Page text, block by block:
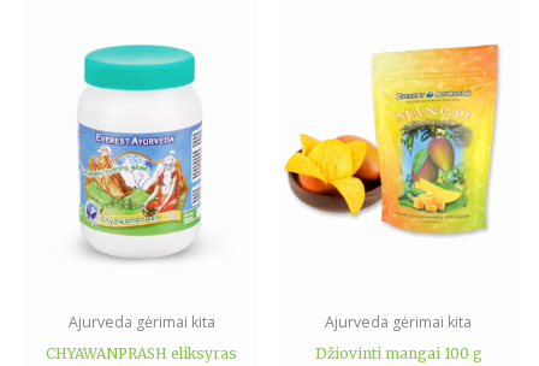
Ajurveda gėrimai kita
CHYAWANPRASH eliksyras
Ajurveda gėrimai kita
Džiovinti mangai 100 g